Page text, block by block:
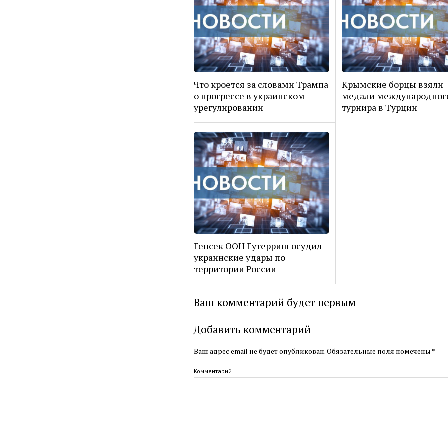
Что кроется за словами Трампа
о прогрессе в украинском
урегулировании
Крымские борцы взяли
медали
турнира в Турции
Генсек ООН Гутерриш осудил
украинские удары по
территории России
Ваш комментарий будет первым
Добавить комментарий
Ваш адрес email не будет опубликован.Обязательные поля помечены *
Комментарий